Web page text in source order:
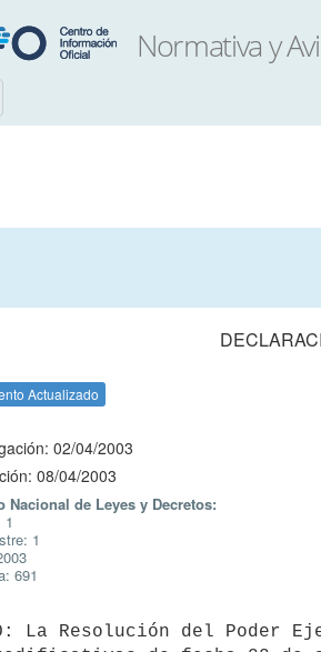
Actualizado
02/04/2003
08/04/2003
Nacional de Leyes y Decretos:
1
691
La Resolución del Poder